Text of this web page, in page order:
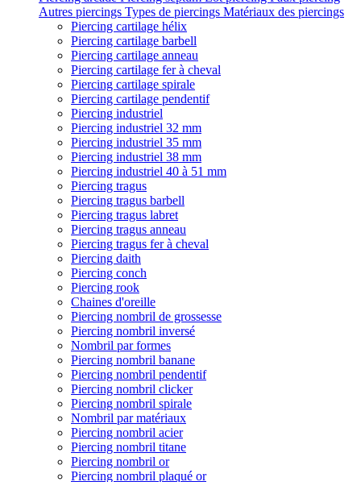
Autres piercings Types de piercings Matériaux des piercings
Piercing cartilage hélix
Piercing cartilage barbell
Piercing cartilage anneau
Piercing cartilage fer à cheval
Piercing cartilage spirale
Piercing cartilage pendentif
Piercing industriel
Piercing industriel 32 mm
Piercing industriel 35 mm
Piercing industriel 38 mm
Piercing industriel 40 à 51 mm
Piercing tragus
Piercing tragus barbell
Piercing tragus labret
Piercing tragus anneau
Piercing tragus fer à cheval
Piercing daith
Piercing conch
Piercing rook
Chaines d'oreille
Piercing nombril de grossesse
Piercing nombril inversé
Nombril par formes
Piercing nombril banane
Piercing nombril pendentif
Piercing nombril clicker
Piercing nombril spirale
Nombril par matériaux
Piercing nombril acier
Piercing nombril titane
Piercing nombril or
Piercing nombril plaqué or